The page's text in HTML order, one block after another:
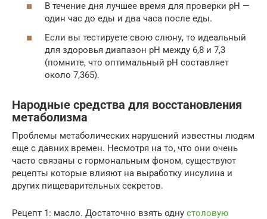
В течение дня лучшее время для проверки pH —
один час до еды и два часа после еды.
Если вы тестируете свою слюну, то идеальный
для здоровья диапазон pH между 6,8 и 7,3
(помните, что оптимальный pH составляет
около 7,365).
Народные средства для восстановления
метаболизма
Проблемы метаболических нарушений известны людям
еще с давних времен. Несмотря на то, что они очень
часто связаны с гормональным фоном, существуют
рецепты которые влияют на выработку инсулина и
других пищеварительных секретов.
Рецепт 1: масло. Достаточно взять одну столовую